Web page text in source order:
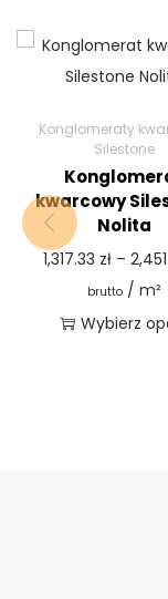
Konglomeraty
Silestone
kwarcowy
Nolita
1,317.33 zł –
brutto/ m²
Wybierz